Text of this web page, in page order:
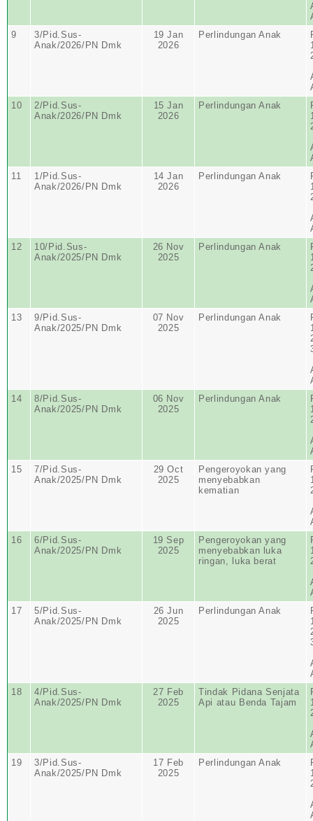
9
3/Pid.Sus-
Anak/2026/PN Dmk
19 Jan
2026
Perlindungan Anak
10
2/Pid.Sus-
Anak/2026/PN Dmk
15 Jan
2026
Perlindungan Anak
11
1/Pid.Sus-
Anak/2026/PN Dmk
14 Jan
2026
Perlindungan Anak
12
10/Pid.Sus-
Anak/2025/PN Dmk
26 Nov
2025
Perlindungan Anak
13
9/Pid.Sus-
Anak/2025/PN Dmk
07 Nov
2025
Perlindungan Anak
14
8/Pid.Sus-
Anak/2025/PN Dmk
06 Nov
2025
Perlindungan Anak
15
7/Pid.Sus-
Anak/2025/PN Dmk
29 Oct
2025
Pengeroyokan yang
menyebabkan
kematian
16
6/Pid.Sus-
Anak/2025/PN Dmk
19 Sep
2025
Pengeroyokan yang
menyebabkan luka
ringan, luka berat
17
5/Pid.Sus-
Anak/2025/PN Dmk
26 Jun
2025
Perlindungan Anak
18
4/Pid.Sus-
Anak/2025/PN Dmk
27 Feb
2025
Tindak Pidana Senjata
Api atau Benda Tajam
19
3/Pid.Sus-
Anak/2025/PN Dmk
17 Feb
2025
Perlindungan Anak